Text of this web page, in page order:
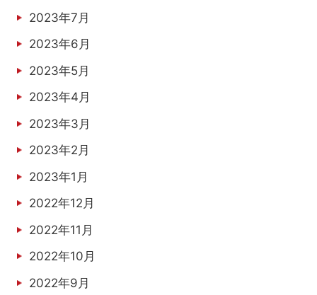
2023年7月
2023年6月
2023年5月
2023年4月
2023年3月
2023年2月
2023年1月
2022年12月
2022年11月
2022年10月
2022年9月